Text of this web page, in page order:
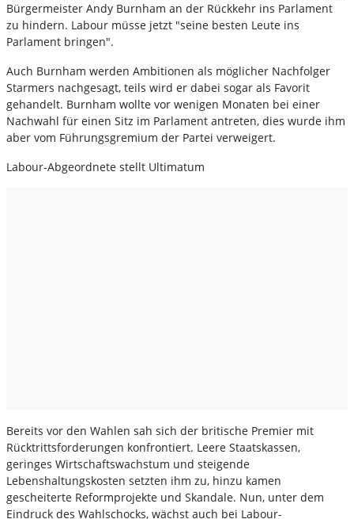
Bürgermeister Andy Burnham an der Rückkehr ins Parlament
zu hindern. Labour müsse jetzt "seine besten Leute ins
Parlament bringen".
Auch Burnham werden Ambitionen als möglicher Nachfolger
Starmers nachgesagt, teils wird er dabei sogar als Favorit
gehandelt. Burnham wollte vor wenigen Monaten bei einer
Nachwahl für einen Sitz im Parlament antreten, dies wurde ihm
aber vom Führungsgremium der Partei verweigert.
Labour-Abgeordnete stellt Ultimatum
Bereits vor den Wahlen sah sich der britische Premier mit
Rücktrittsforderungen konfrontiert. Leere Staatskassen,
geringes Wirtschaftswachstum und steigende
Lebenshaltungskosten setzten ihm zu, hinzu kamen
gescheiterte Reformprojekte und Skandale. Nun, unter dem
Eindruck des Wahlschocks, wächst auch bei Labour-